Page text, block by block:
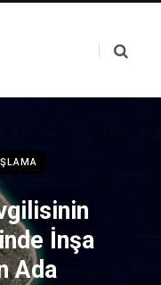
İnşa
Ada